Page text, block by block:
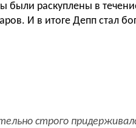
были раскуплены в
И в итоге Депп стал
строго